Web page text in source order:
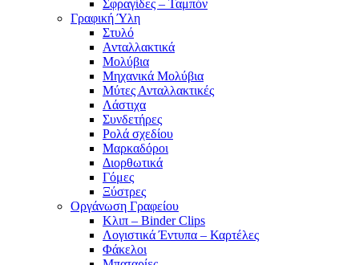
Σφραγίδες – Ταμπόν
Γραφική Ύλη
Στυλό
Ανταλλακτικά
Μολύβια
Μηχανικά Μολύβια
Μύτες Ανταλλακτικές
Λάστιχα
Συνδετήρες
Ρολά σχεδίου
Μαρκαδόροι
Διορθωτικά
Γόμες
Ξύστρες
Οργάνωση Γραφείου
Κλιπ – Binder Clips
Λογιστικά Έντυπα – Καρτέλες
Φάκελοι